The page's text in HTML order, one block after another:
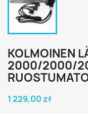
KOLMOINEN
2000/2000/
1 229,00 zł